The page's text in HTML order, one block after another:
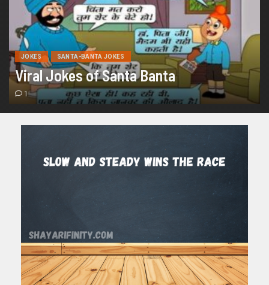
JOKES SANTA-BANTA JOKES
Viral Jokes of Santa Banta
1